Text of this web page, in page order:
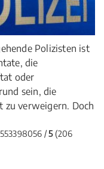
Polizisten ist
die
oder
sein, die
zu verweigern. Doch
/5(206